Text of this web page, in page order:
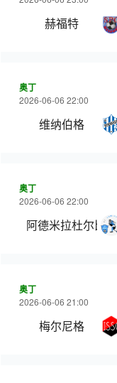
赫福特
奥丁
2026-06-06 22:00
维纳伯格
奥丁
2026-06-06 22:00
阿德米拉杜尔比恩
奥丁
2026-06-06 21:00
梅尔尼格